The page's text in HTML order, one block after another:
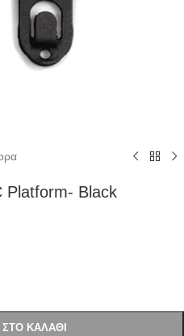
Platform- Black
ΚΑΛΆΘΙ